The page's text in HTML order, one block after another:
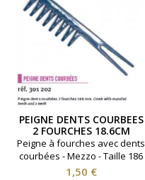
PEIGNE DENTS COURBEES
2 FOURCHES 18.6CM
MEZZO
Peigne à fourches avec dents
courbées - Mezzo - Taille 186
mm - Coloris bleu.
Prix
1,50 €